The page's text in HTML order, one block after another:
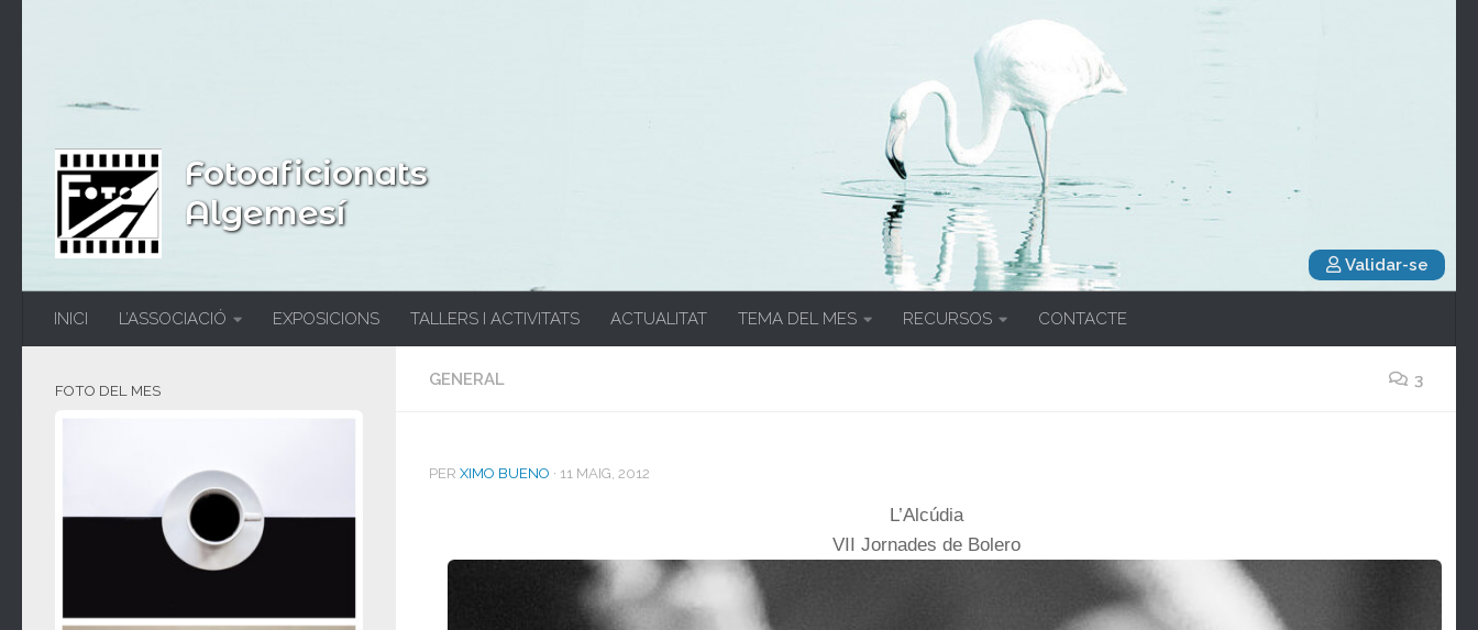
Validar-se
Fotoaficionats
Algemesí
INICI L’ASSOCIACIÓ EXPOSICIONS TALLERS I ACTIVITATS ACTUALITAT TEMA DEL MES RECURSOS CONTACTE
GENERAL 3
PER XIMO BUENO · 11 MAIG, 2012
L’Alcúdia
VII Jornades de Bolero
FOTO DEL MES